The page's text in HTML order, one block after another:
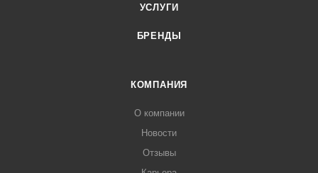
УСЛУГИ
БРЕНДЫ
КОМПАНИЯ
О компании
Новости
Отзывы